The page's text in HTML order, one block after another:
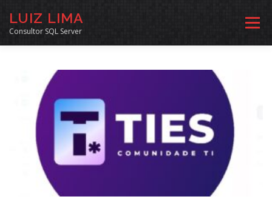
LUIZ LIMA
Consultor SQL Server
Menu
MENTORIA SQL CURSOS EXERCÍCIOS SQL
INÍCIO ARQUIVO LINKS COMUNIDADE
SOBRE CONTATO